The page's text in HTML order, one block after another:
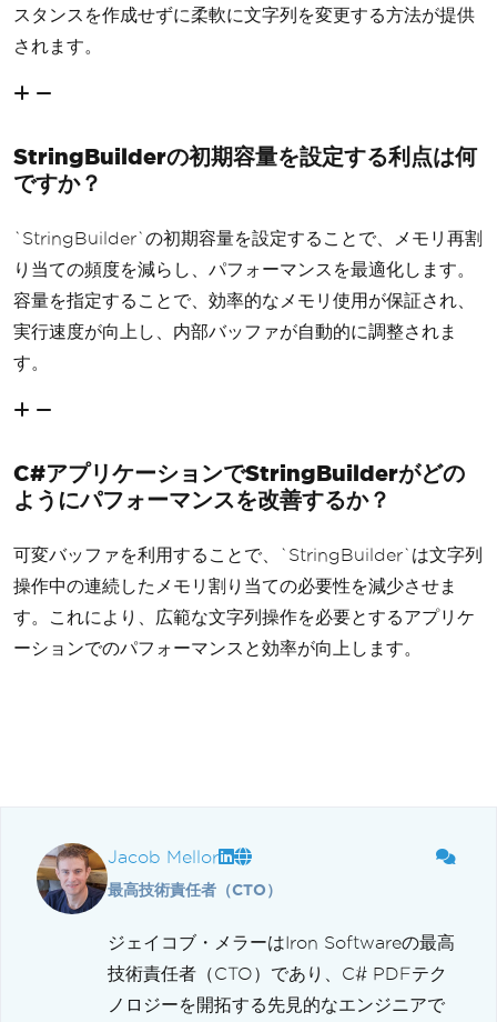
スタンスを作成せずに柔軟に文字列を変更する方法が提供
されます。
StringBuilderの初期容量を設定する利点は何
ですか？
`StringBuilder`の初期容量を設定することで、メモリ再割
り当ての頻度を減らし、パフォーマンスを最適化します。
容量を指定することで、効率的なメモリ使用が保証され、
実行速度が向上し、内部バッファが自動的に調整されま
す。
C#アプリケーションでStringBuilderがどの
ようにパフォーマンスを改善するか？
可変バッファを利用することで、`StringBuilder`は文字列
操作中の連続したメモリ割り当ての必要性を減少させま
す。これにより、広範な文字列操作を必要とするアプリケ
ーションでのパフォーマンスと効率が向上します。
Jacob Mellor
最高技術責任者（CTO）
ジェイコブ・メラーはIron Softwareの最高
技術責任者（CTO）であり、C# PDFテク
ノロジーを開拓する先見的なエンジニアで